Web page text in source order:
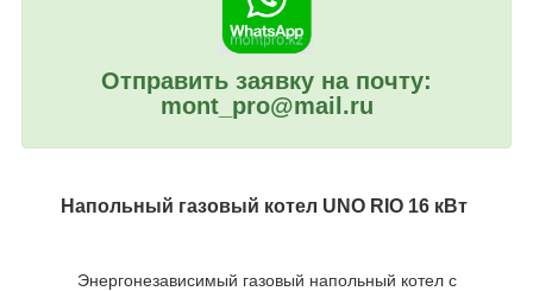
Отправить заявку на почту:
mont_pro@mail.ru
Напольный газовый котел UNO RIO 16 кВт
Энергонезависимый газовый напольный котел с